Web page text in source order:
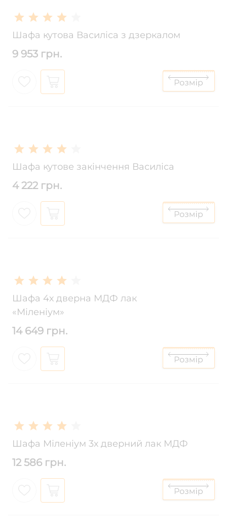
Шафа кутова Василіса з дзеркалом
9 953 грн.
Шафа кутове закінчення Василіса
4 222 грн.
Шафа 4х дверна МДФ лак
«Міленіум»
14 649 грн.
Шафа Міленіум 3х дверний лак МДФ
12 586 грн.